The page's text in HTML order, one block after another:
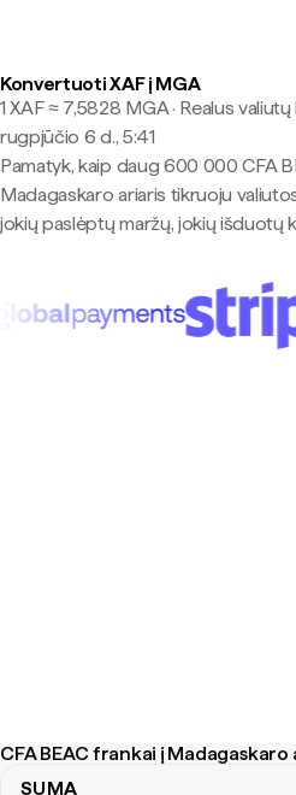
Konvertuoti XAF į MGA
1 XAF ≈ 7,5828 MGA · Realus
rugpjūčio 6 d., 5:41
Pamatyk, kaip daug 600 000 CFA
Madagaskaro ariaris tikruoju
jokių paslėptų maržų, jokių išduotų
CFA BEAC frankai į
SUMA